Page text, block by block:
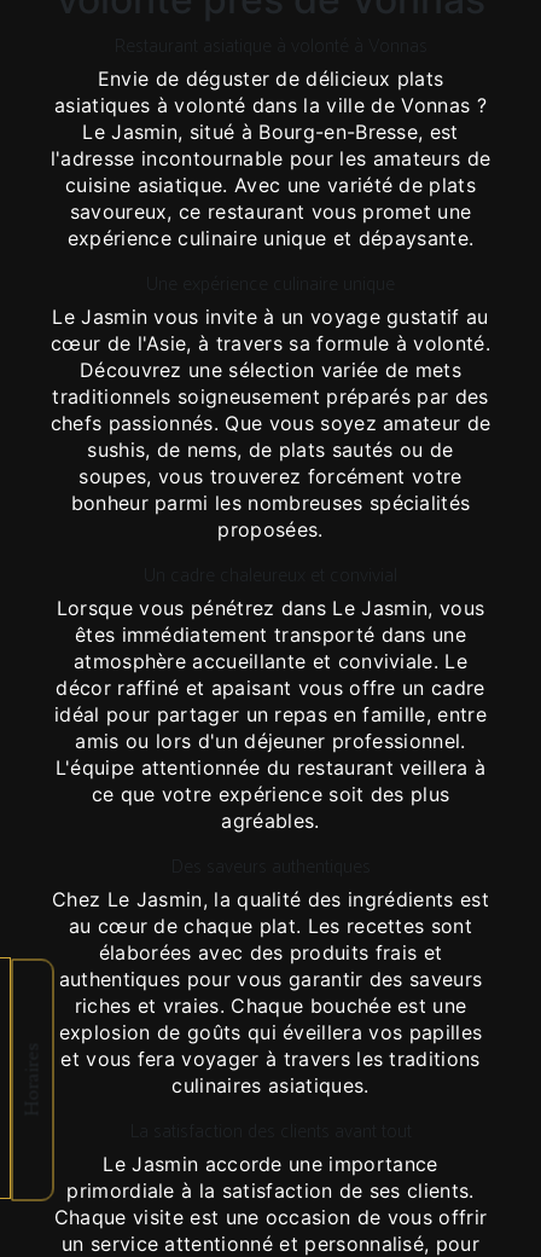
Envie de déguster de délicieux plats
asiatiques à volonté dans la ville de Vonnas ?
Le Jasmin, situé à Bourg-en-Bresse, est
l'adresse incontournable pour les amateurs de
cuisine asiatique. Avec une variété de plats
savoureux, ce restaurant vous promet une
expérience culinaire unique et dépaysante.
Le Jasmin vous invite à un voyage gustatif au
cœur de l'Asie, à travers sa formule à volonté.
Découvrez une sélection variée de mets
traditionnels soigneusement préparés par des
chefs passionnés. Que vous soyez amateur de
sushis, de nems, de plats sautés ou de
soupes, vous trouverez forcément votre
bonheur parmi les nombreuses spécialités
proposées.
Lorsque vous pénétrez dans Le Jasmin, vous
êtes immédiatement transporté dans une
atmosphère accueillante et conviviale. Le
décor raffiné et apaisant vous offre un cadre
idéal pour partager un repas en famille, entre
amis ou lors d'un déjeuner professionnel.
L'équipe attentionnée du restaurant veillera à
ce que votre expérience soit des plus
agréables.
Chez Le Jasmin, la qualité des ingrédients est
au cœur de chaque plat. Les recettes sont
élaborées avec des produits frais et
authentiques pour vous garantir des saveurs
riches et vraies. Chaque bouchée est une
explosion de goûts qui éveillera vos papilles
et vous fera voyager à travers les traditions
culinaires asiatiques.
Le Jasmin accorde une importance
primordiale à la satisfaction de ses clients.
Chaque visite est une occasion de vous offrir
un service attentionné et personnalisé, pour